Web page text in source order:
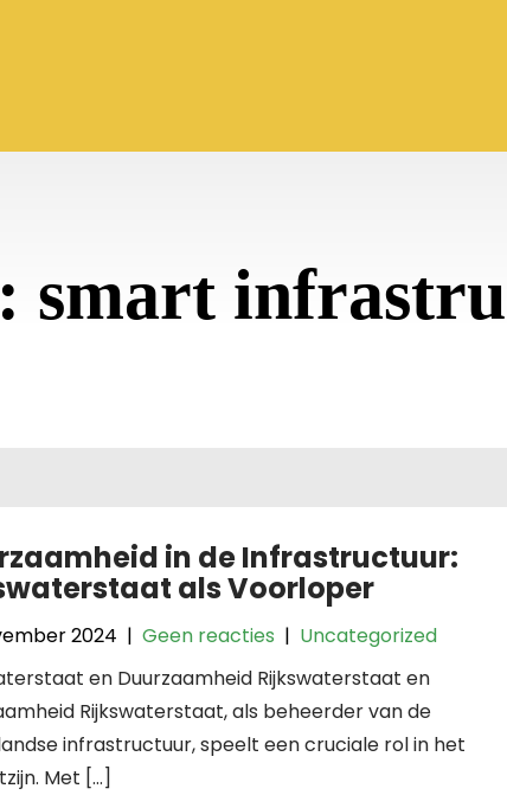
smart
in de Infrastructuur:
als Voorloper
2024 |Geen reacties | Uncategorized
en Duurzaamheid Rijkswaterstaat en
Rijkswaterstaat, als beheerder van de
infrastructuur, speelt een cruciale rol in het
Met […]